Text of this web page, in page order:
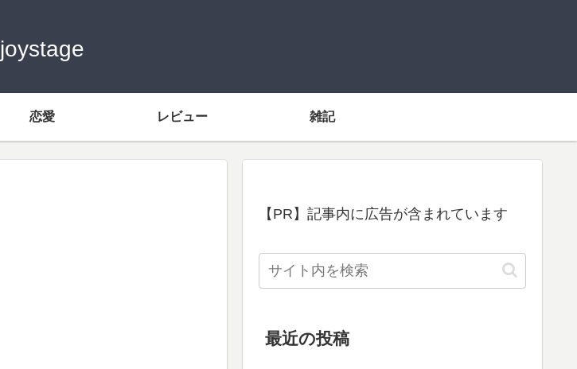
joystage
恋愛 レビュー 雑記
【PR】記事内に広告が含まれています
最近の投稿